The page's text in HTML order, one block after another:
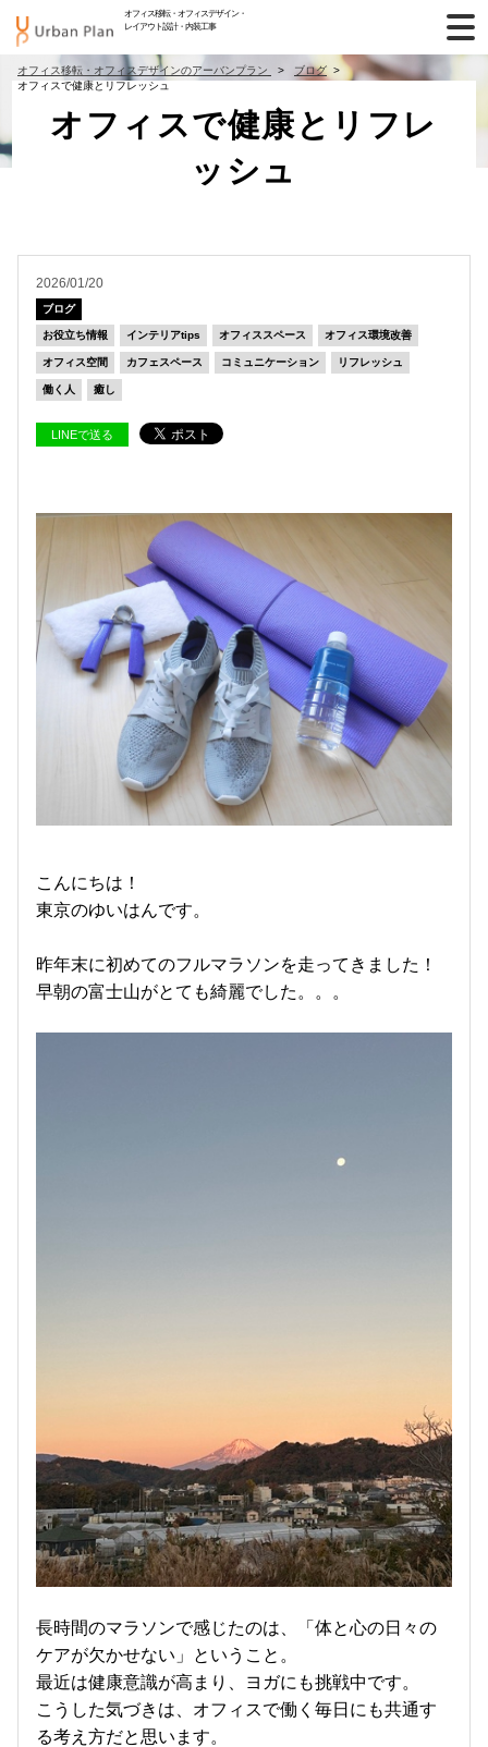
オフィス移転・オフィスデザイン・
レイアウト設計・内装工事
オフィス移転・オフィスデザインのアーバンプラン
ブログ
オフィスで健康とリフレッシュ
オフィスで健康とリフレ
ッシュ
2026/01/20
ブログ
お役立ち情報 インテリアtips オフィススペース オフィス環境改善
オフィス空間 カフェスペース コミュニケーション リフレッシュ
働く人 癒し
LINEで送る
こんにちは！
東京のゆいはんです。
昨年末に初めてのフルマラソンを走ってきました！
早朝の富士山がとても綺麗でした。。。
長時間のマラソンで感じたのは、「体と心の日々の
ケアが欠かせない」ということ。
最近は健康意識が高まり、ヨガにも挑戦中です。
こうした気づきは、オフィスで働く毎日にも共通す
る考え方だと思います。